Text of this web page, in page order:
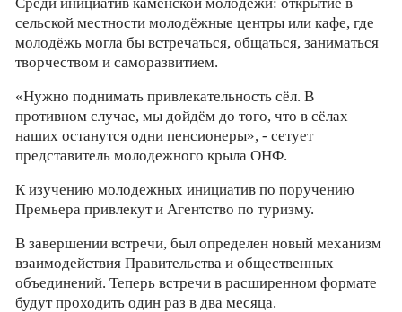
сельской местности молодёжные центры или кафе, где
молодёжь могла бы встречаться, общаться, заниматься
творчеством и саморазвитием.
«Нужно поднимать привлекательность сёл. В
противном случае, мы дойдём до того, что в сёлах
наших останутся одни пенсионеры», - сетует
представитель молодежного крыла ОНФ.
К изучению молодежных инициатив по поручению
Премьера привлекут и Агентство по туризму.
В завершении встречи, был определен новый механизм
взаимодействия Правительства и общественных
объединений. Теперь встречи в расширенном формате
будут проходить один раз в два месяца.